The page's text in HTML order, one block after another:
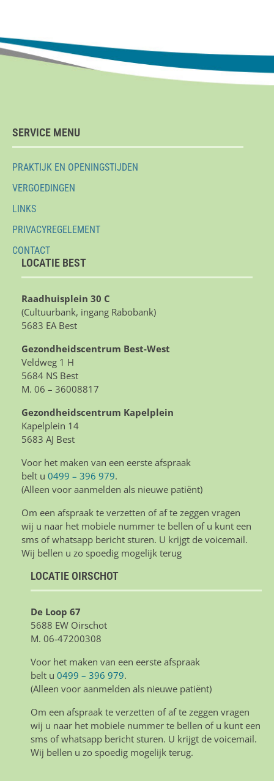
SERVICE MENU
PRAKTIJK EN OPENINGSTIJDEN
VERGOEDINGEN
LINKS
PRIVACYREGELEMENT
CONTACT
LOCATIE BEST
Raadhuisplein 30 C
(Cultuurbank, ingang Rabobank)
5683 EA Best
Gezondheidscentrum Best-West
Veldweg 1 H
5684 NS Best
M. 06 – 36008817
Gezondheidscentrum Kapelplein
Kapelplein 14
5683 AJ Best
Voor het maken van een eerste afspraak
belt u 0499 – 396 979.
(Alleen voor aanmelden als nieuwe patiënt)
Om een afspraak te verzetten of af te zeggen vragen
wij u naar het mobiele nummer te bellen of u kunt een
sms of whatsapp bericht sturen. U krijgt de voicemail.
Wij bellen u zo spoedig mogelijk terug
LOCATIE OIRSCHOT
De Loop 67
5688 EW Oirschot
M. 06-47200308
Voor het maken van een eerste afspraak
belt u 0499 – 396 979.
(Alleen voor aanmelden als nieuwe patiënt)
Om een afspraak te verzetten of af te zeggen vragen
wij u naar het mobiele nummer te bellen of u kunt een
sms of whatsapp bericht sturen. U krijgt de voicemail.
Wij bellen u zo spoedig mogelijk terug.